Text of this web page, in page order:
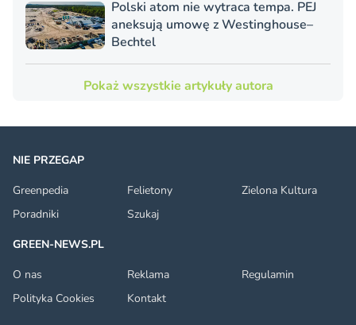
Polski atom nie wytraca tempa. PEJ
aneksują umowę z Westinghouse–
Bechtel
Pokaż wszystkie artykuły autora
NIE PRZEGAP
Greenpedia
Felietony
Zielona Kultura
Poradniki
Szukaj
GREEN-NEWS.PL
O nas
Reklama
Regulamin
Polityka Cookies
Kontakt